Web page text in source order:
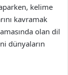
kelime
kavramak
olan dil
dünyaların